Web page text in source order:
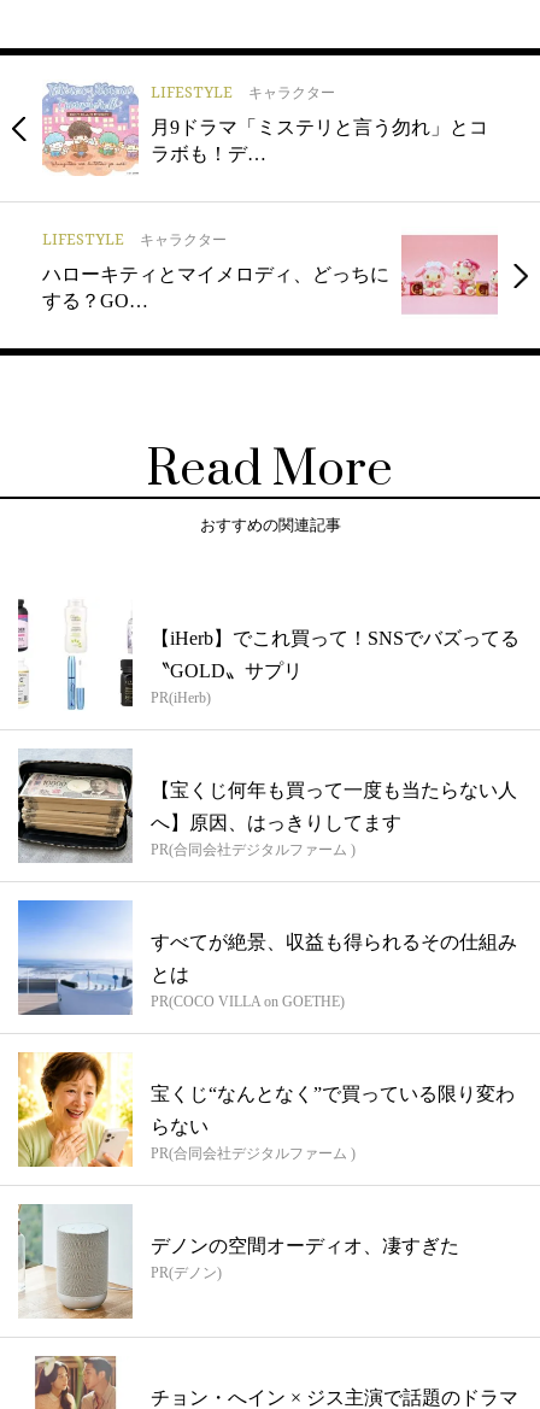
LIFESTYLE キャラクター
月9ドラマ「ミステリと言う勿れ」とコ
ラボも！デ…
LIFESTYLE キャラクター
ハローキティとマイメロディ、どっちに
する？GO…
Read More
おすすめの関連記事
【iHerb】でこれ買って！SNSでバズってる
〝GOLD〟サプリ
PR(iHerb)
【宝くじ何年も買って一度も当たらない人
へ】原因、はっきりしてます
PR(合同会社デジタルファーム )
すべてが絶景、収益も得られるその仕組み
とは
PR(COCO VILLA on GOETHE)
宝くじ“なんとなく”で買っている限り変わ
らない
PR(合同会社デジタルファーム )
デノンの空間オーディオ、凄すぎた
PR(デノン)
チョン・へイン × ジス主演で話題のドラマ